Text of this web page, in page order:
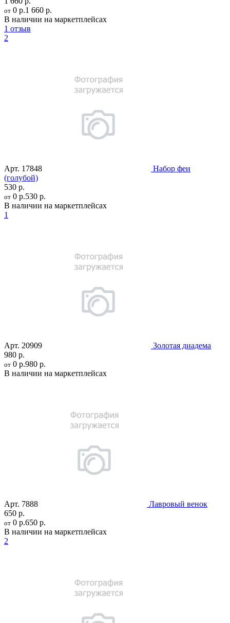
от 0 р.1 660 р.
В наличии на маркетплейсах
1 отзыв
2
Арт. 17848
Набор феи
(голубой)
530 р.
от 0 р.530 р.
В наличии на маркетплейсах
1
Арт. 20909
Золотая диадема
980 р.
от 0 р.980 р.
В наличии на маркетплейсах
Арт. 7888
Лавровый венок
650 р.
от 0 р.650 р.
В наличии на маркетплейсах
2